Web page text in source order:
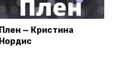
Плен — Кристина
Нордис